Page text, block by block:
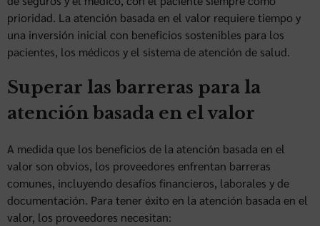
prioridad. La atención basada en el valor requiere tiempo y
una inversión inicial con beneficios sostenibles para los
pacientes, los médicos y el sistema de atención de salud.
Superar las barreras para la
atención basada en el valor
A medida que los beneficios de la atención basada en el
valor son obvios, los proveedores enfrentan barreras
comunes, incluyendo desafíos financieros, laborales y de
documentación. Para tener éxito en la atención basada en el
valor, los proveedores necesitan: